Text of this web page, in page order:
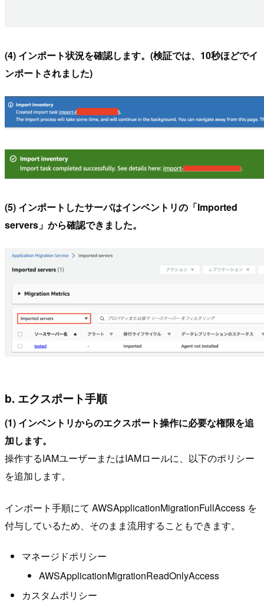
(4) インポート状況を確認します。(検証では、10秒ほどでイ
ンポートされました)
(5) インポートしたサーバはインベントリの「Imported
servers」から確認できました。
b. エクスポート手順
(1) インベントリからのエクスポート操作に必要な権限を追
加します。
操作するIAMユーザーまたはIAMロールに、以下のポリシー
を追加します。
インポート手順にて AWSApplicationMigrationFullAccess を
付与しているため、そのまま流用することもできます。
マネージドポリシー
AWSApplicationMigrationReadOnlyAccess
カスタムポリシー